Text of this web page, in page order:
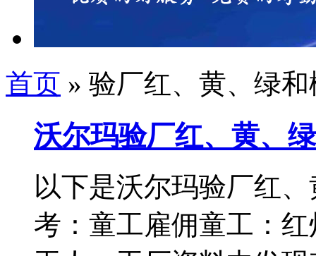
首页 » 验厂红、黄、绿
沃尔玛验厂红、黄、
以下是沃尔玛验厂红
考：童工雇佣童工：